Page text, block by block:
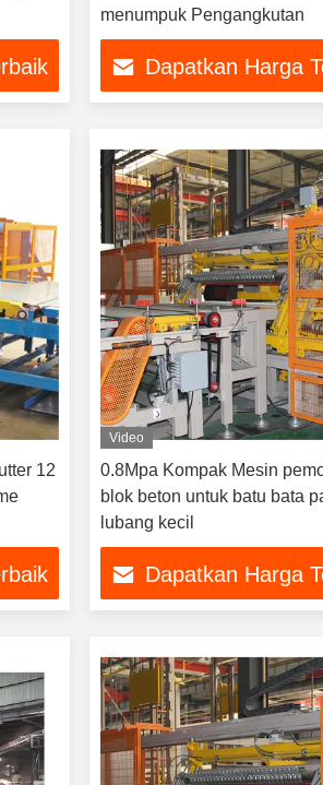
menumpuk Pengangkutan
Dapatkan Harga
12
Video
0.8Mpa Kompak Mesin
blok beton untuk batu bata
lubang kecil
Dapatkan Harga